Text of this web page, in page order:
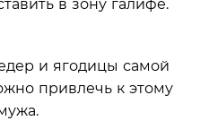
в зону галифе.
и ягодицы самой
привлечь к этому